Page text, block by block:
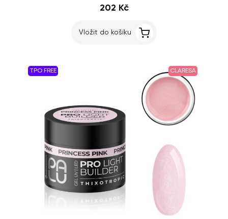
202 Kč
Vložit do košíku
TPO FREE CLARESA